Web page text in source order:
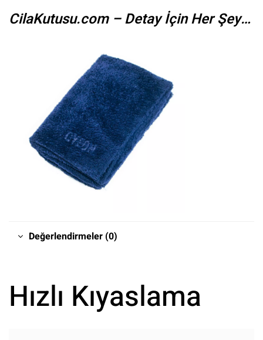
CilaKutusu.com – Detay İçin Her Şey…
Değerlendirmeler (0)
Hızlı Kıyaslama